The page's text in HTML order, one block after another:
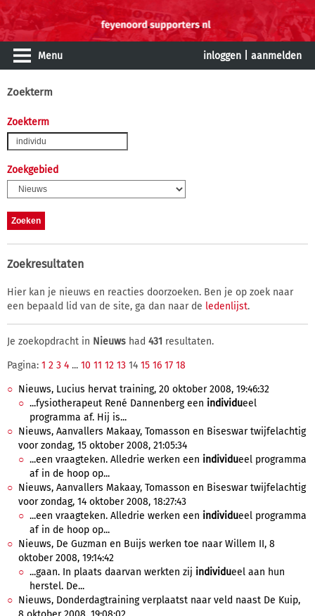
Menu inloggen aanmelden
Zoekterm
Zoekterm
Zoekgebied
Zoekresultaten
Hier kan je nieuws en reacties doorzoeken. Ben je op zoek naar
een bepaald lid van de site, ga dan naar de ledenlijst.
Je zoekopdracht in Nieuws had 431 resultaten.
Pagina: 1 2 3 4 ... 10 11 12 13 14 15 16 17 18
Nieuws, Lucius hervat training, 20 oktober 2008, 19:46:32
...fysiotherapeut René Dannenberg een individueel
programma af. Hij is...
Nieuws, Aanvallers Makaay, Tomasson en Biseswar twijfelachtig
voor zondag, 15 oktober 2008, 21:05:34
...een vraagteken. Alledrie werken een individueel programma
af in de hoop op...
Nieuws, Aanvallers Makaay, Tomasson en Biseswar twijfelachtig
voor zondag, 14 oktober 2008, 18:27:43
...een vraagteken. Alledrie werken een individueel programma
af in de hoop op...
Nieuws, De Guzman en Buijs werken toe naar Willem II, 8
oktober 2008, 19:14:42
...gaan. In plaats daarvan werkten zij individueel aan hun
herstel. De...
Nieuws, Donderdagtraining verplaatst naar veld naast De Kuip,